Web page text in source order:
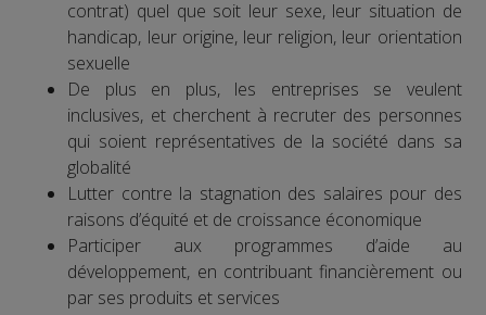
contrat) quel que soit leur sexe, leur situation de
handicap, leur origine, leur religion, leur orientation
sexuelle
De plus en plus, les entreprises se veulent
inclusives, et cherchent à recruter des personnes
qui soient représentatives de la société dans sa
globalité
Lutter contre la stagnation des salaires pour des
raisons d’équité et de croissance économique
Participer aux programmes d’aide au
développement, en contribuant financièrement ou
par ses produits et services